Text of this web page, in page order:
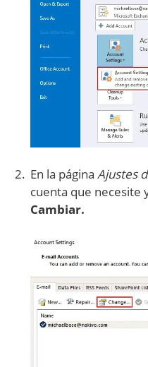
En la página Ajustes
cuenta que necesite
Cambiar.